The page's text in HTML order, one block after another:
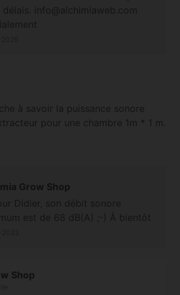
à savoir la puissance sonore
pour une chambre 1m * 1 m.
Grow Shop
Shop